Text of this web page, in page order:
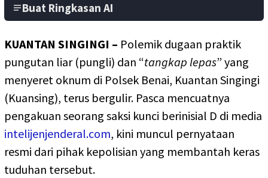
Buat Ringkasan AI
KUANTAN SINGINGI – Polemik dugaan praktik
pungutan liar (pungli) dan “tangkap lepas” yang
menyeret oknum di Polsek Benai, Kuantan Singingi
(Kuansing), terus bergulir. Pasca mencuatnya
pengakuan seorang saksi kunci berinisial D di media
intelijenjenderal.com, kini muncul pernyataan
resmi dari pihak kepolisian yang membantah keras
tuduhan tersebut.